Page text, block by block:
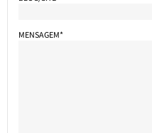
MENSAGEM*